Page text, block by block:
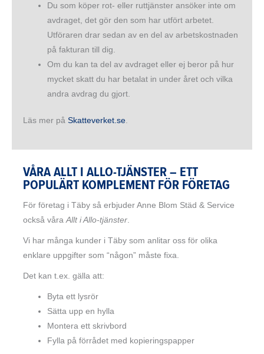
Du som köper rot- eller ruttjänster ansöker inte om
avdraget, det gör den som har utfört arbetet.
Utföraren drar sedan av en del av arbetskostnaden
på fakturan till dig.
Om du kan ta del av avdraget eller ej beror på hur
mycket skatt du har betalat in under året och vilka
andra avdrag du gjort.
Läs mer påSkatteverket.se.
VÅRA ALLT I ALLO-TJÄNSTER – ETT
POPULÄRT KOMPLEMENT FÖR FÖRETAG
För företag i Täby så erbjuder Anne Blom Städ & Service
också våraAllt i Allo-tjänster
Vi har många kunder i Täby som anlitar oss för olika
enklare uppgifter som “någon” måste fixa.
Det kan t.ex. gälla att:
Byta ett lysrör
Sätta upp en hylla
Montera ett skrivbord
Fylla på förrådet med kopieringspapper